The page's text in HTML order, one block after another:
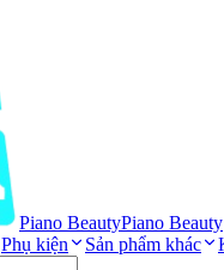
Piano BeautyPiano Beauty
Phụ kiện Sản phẩm khác